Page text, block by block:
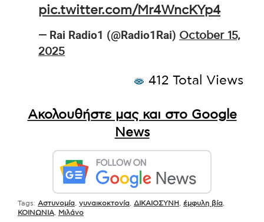
pic.twitter.com/Mr4WncKYp4
— Rai Radio1 (@Radio1Rai) October 15,
2025
412 Total Views
Ακολουθήστε μας και στο Google
News
Tags: Αστυνομία γυναικοκτονία ΔΙΚΑΙΟΣΥΝΗ έμφυλη βία
ΚΟΙΝΩΝΙΑ
Μιλάνο